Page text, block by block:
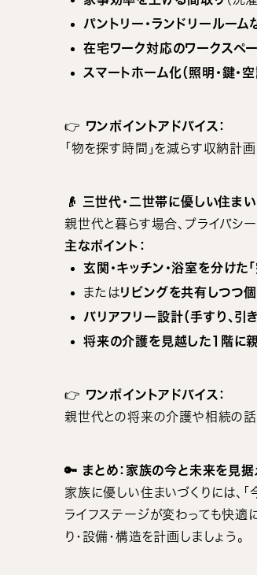
パントリー・ランドリールー
在宅ワーク対応のワークスペー
スマートホーム化（照明・鍵・
👉 ワンポイントアドバイス：
「物を探す時間」を減らす収納計
👴 三世代・二世帯に優しい住まい
親世代と暮らす場合、プライバシ
主なポイント：
玄関・キッチン・浴室を分けた
またはリビングを共有しつつ
バリアフリー設計（手すり、引
将来の介護を見越した1階に
👉 ワンポイントアドバイス：
親世代との将来の介護や相続の話
🔑 まとめ：家族の今と未来を見
家族に優しい住まいづくりには、「
ライフステージが変わっても快適
り・設備・構造を計画しましょう。